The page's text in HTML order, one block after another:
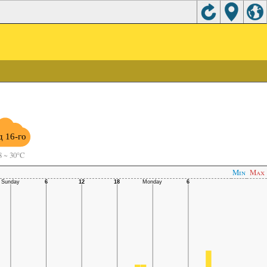
16-го
~ 30°C
Min Max